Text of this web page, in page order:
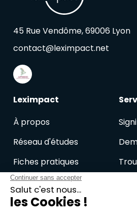
45 Rue Vendôme, 69006 Lyon
contact@leximpact.net
Leximpact
À propos
Réseau d'études
Fiches pratiques
Veille juridique
Je